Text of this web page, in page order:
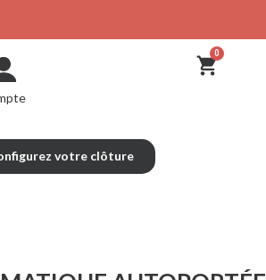
votre clôture